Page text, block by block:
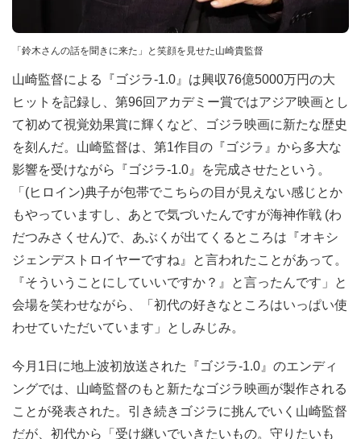
「鈴木さんの話を聞きに来た」と笑顔を見せた山崎貴監督
山崎監督による『ゴジラ-1.0』は興収76億5000万円の大
ヒットを記録し、第96回アカデミー賞ではアジア映画とし
て初めて視覚効果賞に輝くなど、ゴジラ映画に新たな歴史
を刻んだ。山崎監督は、第1作目の『ゴジラ』から多大な
影響を受けながら『ゴジラ-1.0』を完成させたという。
「(ヒロイン)典子が包帯でこちらの目が見えない感じとか
もやっていますし、あとで気づいたんですが海神作戦 (わ
だつみさくせん)で、あぶくが出てくるところは『オキシ
ジェンデストロイヤーですね』と言われたことがあって。
『そういうことにしていいですか？』と言ったんです」と
会場を笑わせながら、「初代の好きなところはいっぱい使
わせていただいています」としみじみ。
今月1日に地上波初放送された『ゴジラ-1.0』のエンディ
ングでは、山崎監督のもと新たなゴジラ映画が製作される
ことが発表された。引き続きゴジラに挑んでいく山崎監督
だが、初代から「受け継いでいきたいもの。守りたいも